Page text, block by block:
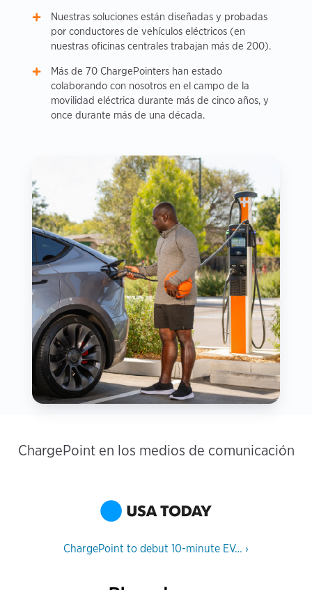
Nuestras soluciones están diseñadas y probadas
por conductores de vehículos eléctricos (en
nuestras oficinas centrales trabajan más de 200).
Más de 70 ChargePointers han estado
colaborando con nosotros en el campo de la
movilidad eléctrica durante más de cinco años, y
once durante más de una década.
ChargePoint en los medios de comunicación
ChargePoint to debut 10-minute EV… ›